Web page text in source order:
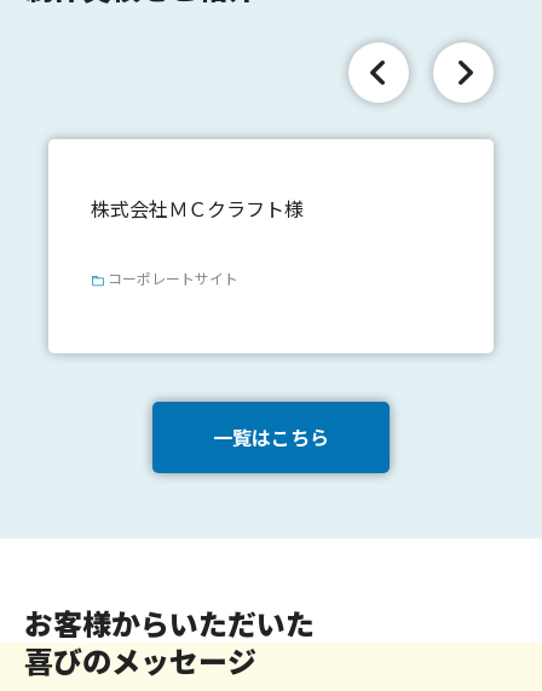
株式会社ＭＣクラフト様
コーポレートサイト
一覧はこちら
お客様からいただいた
喜びのメッセージ